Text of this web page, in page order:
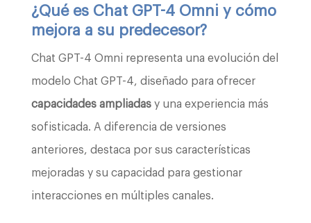
¿Qué es Chat GPT-4 Omni y cómo
mejora a su predecesor?
Chat GPT-4 Omni representa una evolución del
modelo Chat GPT-4, diseñado para ofrecer
capacidades ampliadasy una experiencia más
sofisticada. A diferencia de versiones
anteriores, destaca por sus características
mejoradas y su capacidad para gestionar
interacciones en múltiples canales.